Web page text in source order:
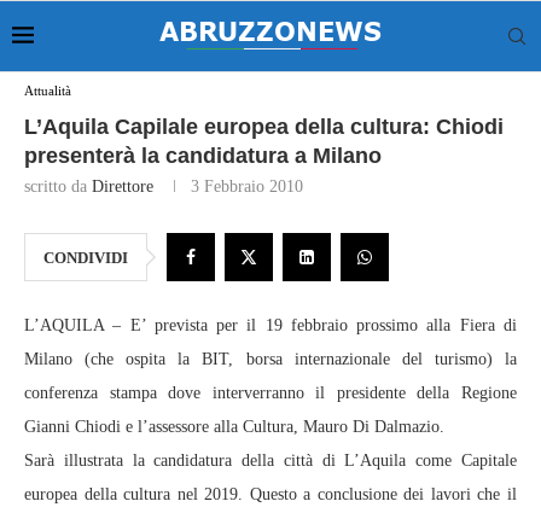
Attualità
L’Aquila Capilale europea della cultura: Chiodi
presenterà la candidatura a Milano
scritto da Direttore 3 Febbraio 2010
CONDIVIDI
L’AQUILA – E’ prevista per il 19 febbraio prossimo alla Fiera di
Milano (che ospita la BIT, borsa internazionale del turismo) la
conferenza stampa dove interverranno il presidente della Regione
Gianni Chiodi e l’assessore alla Cultura, Mauro Di Dalmazio.
Sarà illustrata la candidatura della città di L’Aquila come Capitale
europea della cultura nel 2019. Questo a conclusione dei lavori che il